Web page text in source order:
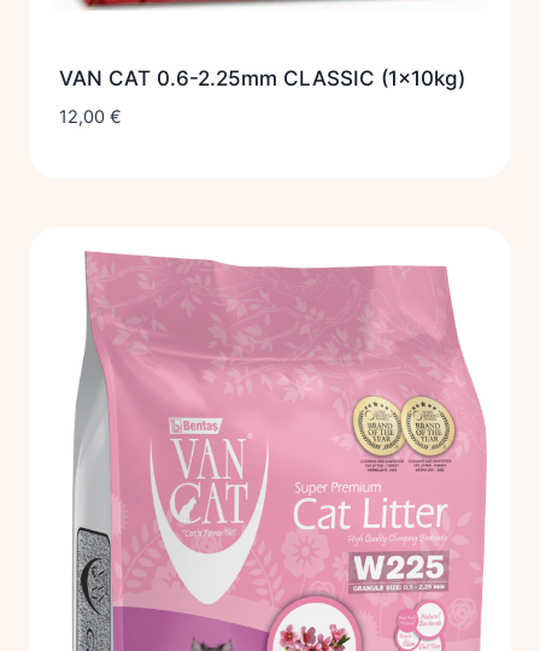
VAN CAT 0.6-2.25mm CLASSIC (1x10kg)
12,00 €